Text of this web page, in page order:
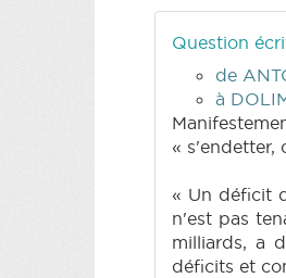
Question
de
à
« s'endetter,
« Un déficit
n'est pas
milliards, a
déficits et